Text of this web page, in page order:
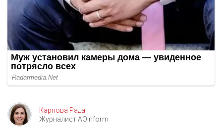
Карпова Рада
Журналист AOinform